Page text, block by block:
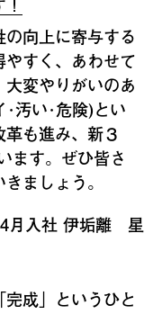
向上に寄与する
すく、あわせて
変やりがいのあ
汚い･危険)とい
も進み、新３
ます。ぜひ皆さ
ましょう。
月入社 伊垢離 星
成」というひと